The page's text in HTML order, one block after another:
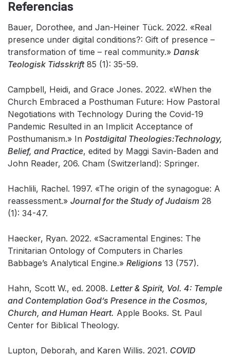
Referencias
Bauer, Dorothee, and Jan-Heiner Tück. 2022. «Real
presence under digital conditions?: Gift of presence –
transformation of time – real community.» Dansk
Teologisk Tidsskrift85 (1): 35-59.
Campbell, Heidi, and Grace Jones. 2022. «When the
Church Embraced a Posthuman Future: How Pastoral
Negotiations with Technology During the Covid-19
Pandemic Resulted in an Implicit Acceptance of
Posthumanism.» In Postdigital Theologies:Technology,
Belief, and Practice, edited by Maggi Savin-Baden and
John Reader, 206. Cham (Switzerland): Springer.
Hachlili, Rachel. 1997. «The origin of the synagogue: A
reassessment.» Journal for the Study of Judaism 28
(1): 34-47.
Haecker, Ryan. 2022. «Sacramental Engines: The
Trinitarian Ontology of Computers in Charles
Babbage’s Analytical Engine.» Religions 13 (757).
Hahn, Scott W., ed. 2008. Letter & Spirit, Vol. 4: Temple
and Contemplation God’s Presence in the Cosmos,
Church, and Human Heart. Apple Books. St. Paul
Center for Biblical Theology.
Lupton, Deborah, and Karen Willis. 2021. COVID